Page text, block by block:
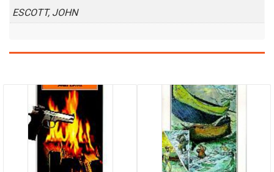
ESCOTT, JOHN